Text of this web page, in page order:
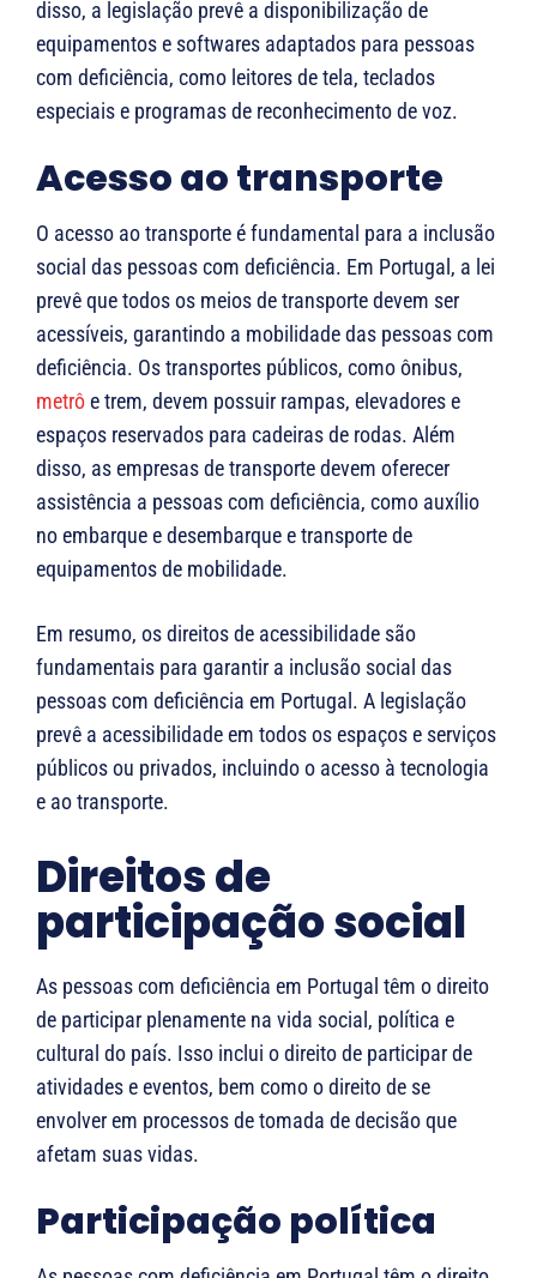
disso, a legislação prevê a disponibilização de
equipamentos e softwares adaptados para pessoas
com deficiência, como leitores de tela, teclados
especiais e programas de reconhecimento de voz.
Acesso ao transporte
O acesso ao transporte é fundamental para a inclusão
social das pessoas com deficiência. Em Portugal, a lei
prevê que todos os meios de transporte devem ser
acessíveis, garantindo a mobilidade das pessoas com
deficiência. Os transportes públicos, como ônibus,
metrôe trem, devem possuir rampas, elevadores e
espaços reservados para cadeiras de rodas. Além
disso, as empresas de transporte devem oferecer
assistência a pessoas com deficiência, como auxílio
no embarque e desembarque e transporte de
equipamentos de mobilidade.
Em resumo, os direitos de acessibilidade são
fundamentais para garantir a inclusão social das
pessoas com deficiência em Portugal. A legislação
prevê a acessibilidade em todos os espaços e serviços
públicos ou privados, incluindo o acesso à tecnologia
e ao transporte.
Direitos de
participação social
As pessoas com deficiência em Portugal têm o direito
de participar plenamente na vida social, política e
cultural do país. Isso inclui o direito de participar de
atividades e eventos, bem como o direito de se
envolver em processos de tomada de decisão que
afetam suas vidas.
Participação política